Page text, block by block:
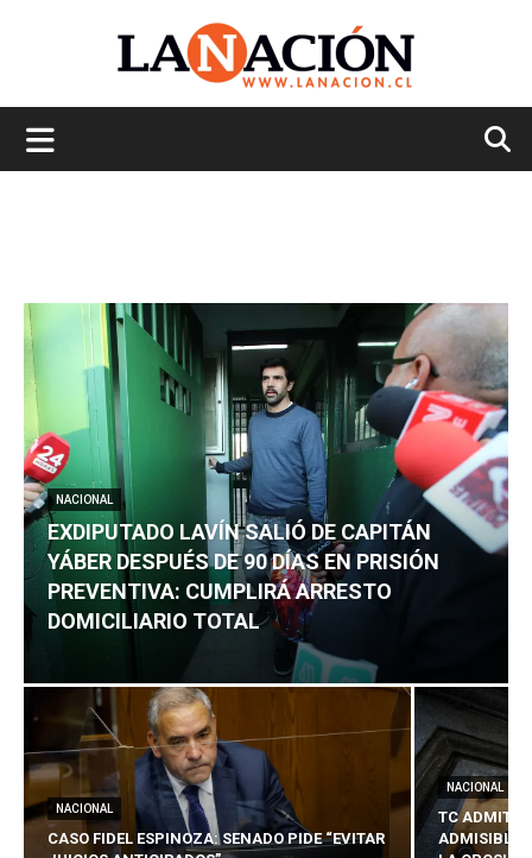
NACIONAL
EXDIPUTADO LAVÍN SALIÓ DE CAPITÁN
YÁBER DESPUÉS DE 90 DÍAS EN PRISIÓN
PREVENTIVA: CUMPLIRÁ ARRESTO
DOMICILIARIO TOTAL
NACIONAL
CASO FIDEL ESPINOZA: SENADO PIDE “EVITAR
NACIONAL
TC ADMITE
ADMISIBLES